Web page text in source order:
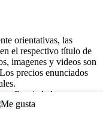
orientativas, las
el respectivo título de
imagenes y videos son
precios enunciados
Propiedades.